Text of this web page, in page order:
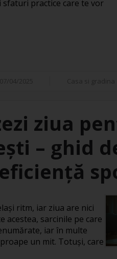
practice care te vor
ziua
– ghid
ritm, iar ziua are nici
acestea, sarcinile pe care
iar în multe
un mit. Totuși, care